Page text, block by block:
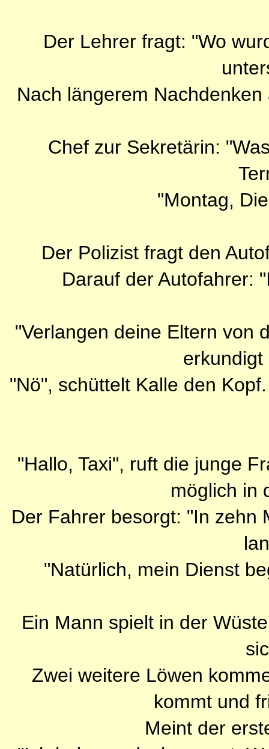
Der Lehrer fragt: "Wo
Nach längerem
Chef zur Sekretärin:
"Montag,
Der Polizist fragt den
Darauf der Autofahrer:
"Verlangen deine Eltern von
erkundigt
"Nö", schüttelt Kalle den
"Hallo, Taxi", ruft die junge
möglich in
Der Fahrer besorgt: "In zehn
"Natürlich, mein Dienst
Ein Mann spielt in der
Zwei weitere Löwen
kommt und
Meint der